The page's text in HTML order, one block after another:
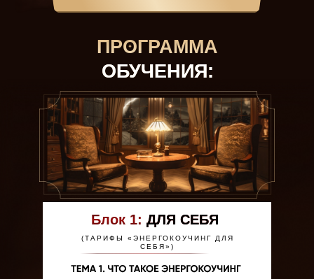
ПРОГРАММА
ОБУЧЕНИЯ:
Блок 1: ДЛЯ СЕБЯ
(ТАРИФЫ «ЭНЕРГОКОУЧИНГ ДЛЯ
СЕБЯ»)